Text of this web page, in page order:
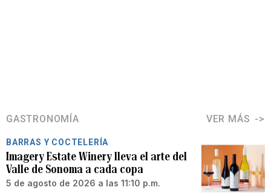
GASTRONOMÍA VER MÁS
BARRAS Y COCTELERÍA
Imagery Estate Winery lleva el arte del
Valle de Sonoma a cada copa
5 de agosto de 2026 a las 11:10 p.m.